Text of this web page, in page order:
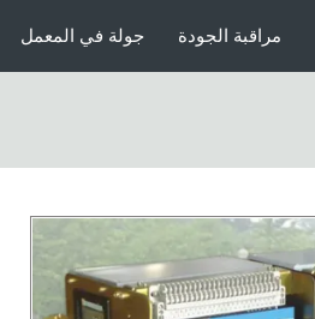
جولة في المعمل مراقبة الجودة